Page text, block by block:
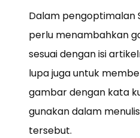
Dalam pengoptimalan
perlu menambahkan
sesuai dengan isi
lupa juga untuk
gambar dengan kata
gunakan dalam
tersebut.